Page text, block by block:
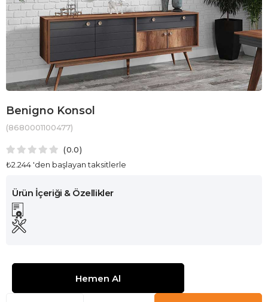
Benigno Konsol
(8680001100477)
0.0
₺2.244 'den başlayan taksitlerle